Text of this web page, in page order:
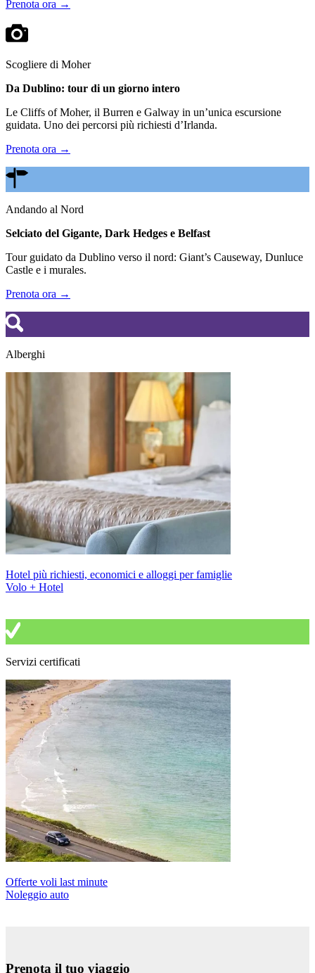
Prenota ora →
Scogliere di Moher
Da Dublino: tour di un giorno intero
Le Cliffs of Moher, il Burren e Galway in un’unica escursione
guidata. Uno dei percorsi più richiesti d’Irlanda.
Prenota ora →
Andando al Nord
Selciato del Gigante, Dark Hedges e Belfast
Tour guidato da Dublino verso il nord: Giant’s Causeway, Dunluce
Castle e i murales.
Prenota ora →
Alberghi
Hotel più richiesti, economici e alloggi per famiglie
Volo + Hotel
Servizi certificati
Offerte voli last minute
Noleggio auto
Prenota il tuo viaggio